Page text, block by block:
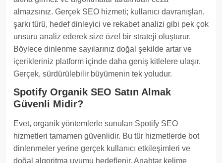
almazsınız. Gerçek SEO hizmeti; kullanıcı davranışları,
şarkı türü, hedef dinleyici ve rekabet analizi gibi pek çok
unsuru analiz ederek size özel bir strateji oluşturur.
Böylece dinlenme sayılarınız doğal şekilde artar ve
içerikleriniz platform içinde daha geniş kitlelere ulaşır.
Gerçek, sürdürülebilir büyümenin tek yoludur.
Spotify Organik SEO Satın Almak
Güvenli Midir?
Evet, organik yöntemlerle sunulan Spotify SEO
hizmetleri tamamen güvenlidir. Bu tür hizmetlerde bot
dinlenmeler yerine gerçek kullanıcı etkileşimleri ve
doğal algoritma uyumu hedeflenir. Anahtar kelime